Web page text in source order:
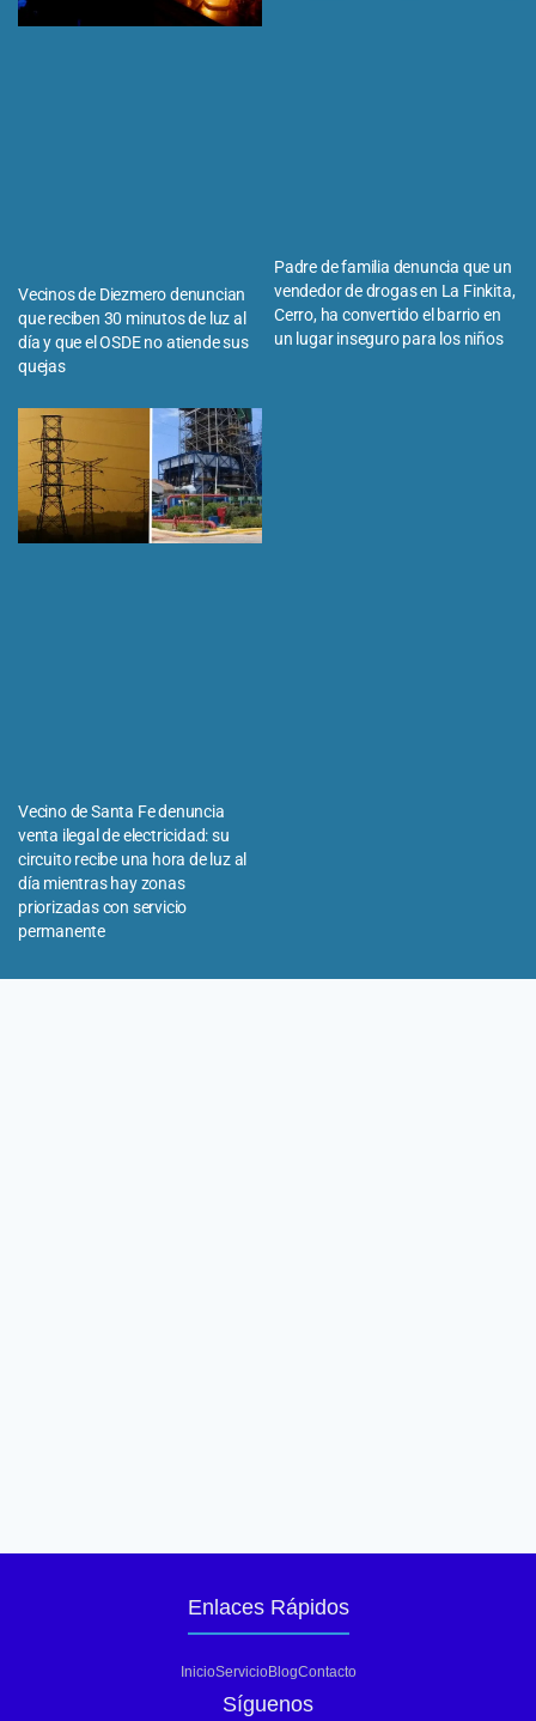
Vecinos de Diezmero denuncian
que reciben 30 minutos de luz al
día y que el OSDE no atiende sus
quejas
Padre de familia denuncia que un
vendedor de drogas en La Finkita,
Cerro, ha convertido el barrio en
un lugar inseguro para los niños
Vecino de Santa Fe denuncia
venta ilegal de electricidad: su
circuito recibe una hora de luz al
día mientras hay zonas
priorizadas con servicio
permanente
Enlaces Rápidos
InicioServicioBlogContacto
Síguenos